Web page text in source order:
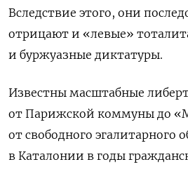
Вследствие этого, они
отрицают и «левые»
и буржуазные диктатуры.
Известны масштабные
от Парижской коммуны до
от свободного эгалитарного
в Каталонии в годы